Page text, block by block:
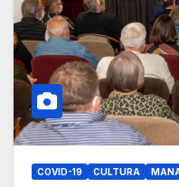
COVID-19 CULTURA